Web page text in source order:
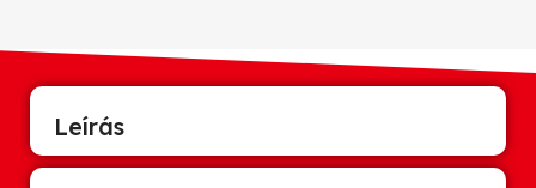
Leírás